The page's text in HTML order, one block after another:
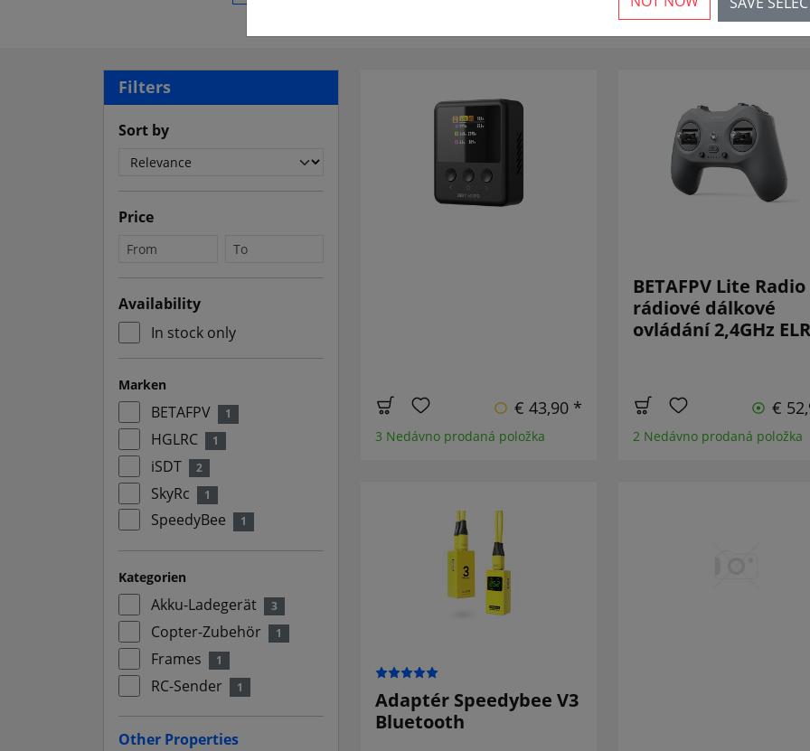
Filters
Sort by
Price
Availability
In stock only
Marken
BETAFPV 1
HGLRC 1
iSDT 2
SkyRc 1
SpeedyBee 1
Kategorien
Akku-Ladegerät 3
Copter-Zubehör 1
Frames 1
RC-Sender 1
Other Properties
€ 43,90 *
3 Nedávno prodaná položka
BETAFPV Lite Radio
rádiové dálkové
ovládání 2,4GHz
€
2 Nedávno prodaná položka
Adaptér Speedybee V3
Bluetooth